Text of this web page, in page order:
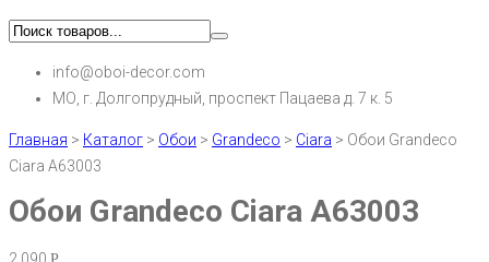
info@oboi-decor.com
МО, г. Долгопрудный, проспект Пацаева д. 7 к. 5
Главная > Каталог > Обои > Grandeco > Ciara > Обои Grandeco
Ciara A63003
Обои Grandeco Ciara A63003